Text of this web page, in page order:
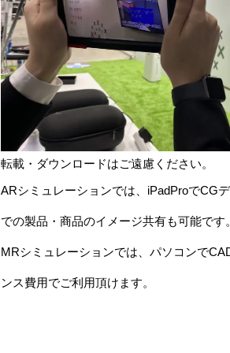
転載・ダウンロードはご遠慮ください。
ARシミュレーションでは、iPadProでCG
での製品・商品のイメージ共有も可能です
MRシミュレーションでは、パソコンで
ンス費用でご利用頂けます。